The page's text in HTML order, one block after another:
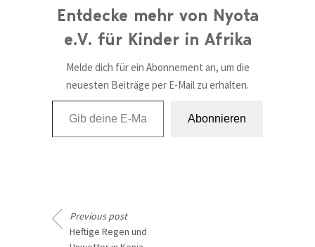
Entdecke mehr von Nyota
e.V. für Kinder in Afrika
Melde dich für ein Abonnement an, um die
neuesten Beiträge per E-Mail zu erhalten.
Gib deine E-Mail-Adresse ein ...
Abonnieren
Previous post
Heftige Regen und